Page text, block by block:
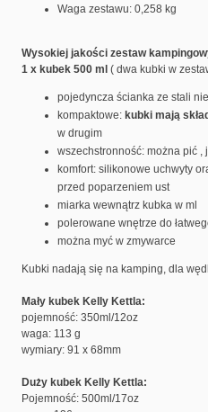
Waga zestawu: 0,258 kg
Wysokiej jakości zestaw
1 x kubek 500 ml ( dwa kubki w
pojedyncza ścianka ze stali
kompaktowe: kubki mają
w drugim
wszechstronność: można pić ,
komfort: silikonowe uchwyty
przed poparzeniem ust
miarka wewnątrz kubka w ml
polerowane wnętrze do
można myć w zmywarce
Kubki nadają się na kamping, dla
Mały kubek Kelly Kettla:
pojemność: 350ml/12oz
waga: 113 g
wymiary: 91 x 68mm
Duży kubek Kelly Kettla:
Pojemność: 500ml/17oz